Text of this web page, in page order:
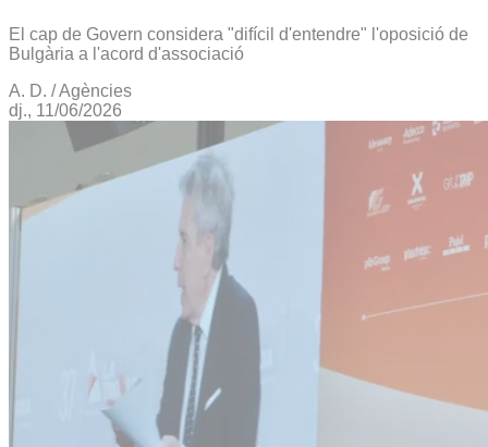
El cap de Govern considera "difícil d'entendre" l'oposició de
Bulgària a l'acord d'associació
A. D. / Agències
dj., 11/06/2026